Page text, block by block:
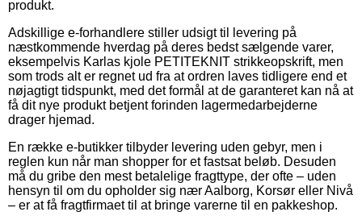
produkt.
Adskillige e-forhandlere stiller udsigt til levering på
næstkommende hverdag på deres bedst sælgende varer,
eksempelvis Karlas kjole PETITEKNIT strikkeopskrift, men
som trods alt er regnet ud fra at ordren laves tidligere end et
nøjagtigt tidspunkt, med det formål at de garanteret kan nå at
få dit nye produkt betjent forinden lagermedarbejderne
drager hjemad.
En række e-butikker tilbyder levering uden gebyr, men i
reglen kun når man shopper for et fastsat beløb. Desuden
må du gribe den mest betalelige fragttype, der ofte – uden
hensyn til om du opholder sig nær Aalborg, Korsør eller Nivå
– er at få fragtfirmaet til at bringe varerne til en pakkeshop.